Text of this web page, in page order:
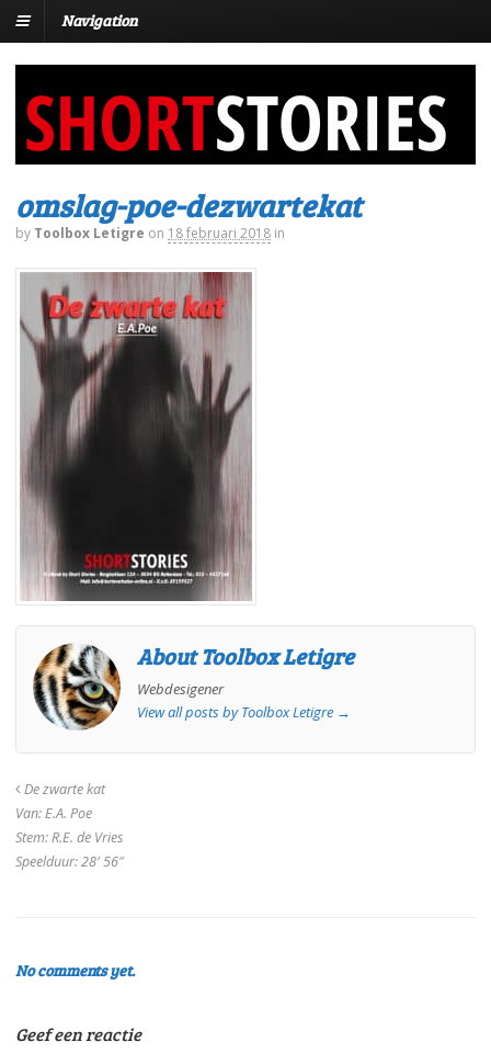
Navigation
omslag-poe-dezwartekat
by Toolbox Letigre on 18 februari 2018 in
About Toolbox Letigre
Webdesigener
View all posts by Toolbox Letigre →
De zwarte kat
Van: E.A. Poe
Stem: R.E. de Vries
Speelduur: 28′ 56″
No comments yet.
Geef een reactie